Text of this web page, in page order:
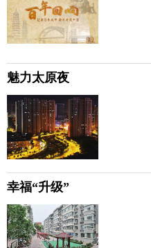
魅力太原夜
幸福“升级”